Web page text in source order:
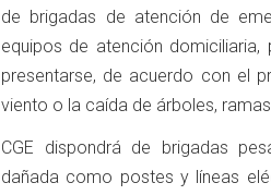
de brigadas de atención de
equipos de atención
presentarse, de acuerdo con el
viento o la caída de árboles,
CGE dispondrá de brigadas
dañada como postes y líneas